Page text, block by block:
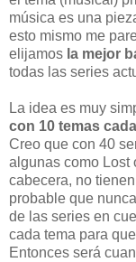
música es una
esto mismo me
elijamos la mejor
todas las series
La idea es muy
con 10 temas
Creo que con 40
algunas como Lost
cabecera, no
probable que
de las series en
cada tema para
Entonces será